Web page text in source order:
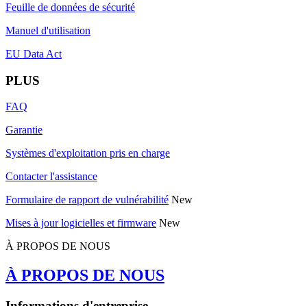
Feuille de données de sécurité
Manuel d'utilisation
EU Data Act
PLUS
FAQ
Garantie
Systèmes d'exploitation pris en charge
Contacter l'assistance
Formulaire de rapport de vulnérabilité New
Mises à jour logicielles et firmware New
À PROPOS DE NOUS
À PROPOS DE NOUS